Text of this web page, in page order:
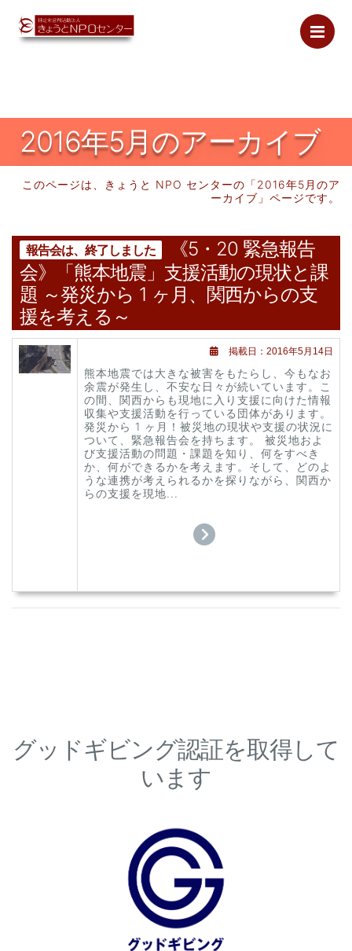
2016年5月のアーカイブ
このページは、きょうと NPO センターの「2016年5月のア
ーカイブ」ページです。
報告会は、終了しました
《5・20 緊急報告
会》「熊本地震」支援活動の現状と課
題 ～発災から 1 ヶ月、関西からの支
援を考える～
掲載日：2016年5月14日
熊本地震では大きな被害をもたらし、今もなお
余震が発生し、不安な日々が続いています。こ
の間、関西からも現地に入り支援に向けた情報
収集や支援活動を行っている団体があります。
発災から 1 ヶ月！被災地の現状や支援の状況に
ついて、緊急報告会を持ちます。 被災地およ
び支援活動の問題・課題を知り、何をすべき
か、何ができるかを考えます。そして、どのよ
うな連携が考えられるかを探りながら、関西か
らの支援を現地...
グッドギビング認証を取得して
います